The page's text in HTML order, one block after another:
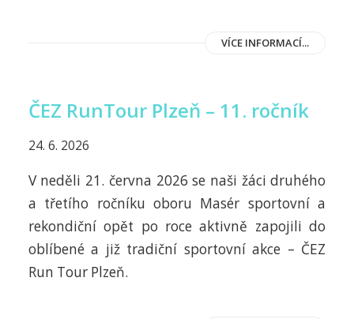
VÍCE INFORMACÍ...
ČEZ RunTour Plzeň – 11. ročník
24. 6. 2026
V neděli 21. června 2026 se naši žáci druhého
a třetího ročníku oboru Masér sportovní a
rekondiční opět po roce aktivně zapojili do
oblíbené a již tradiční sportovní akce – ČEZ
Run Tour Plzeň.